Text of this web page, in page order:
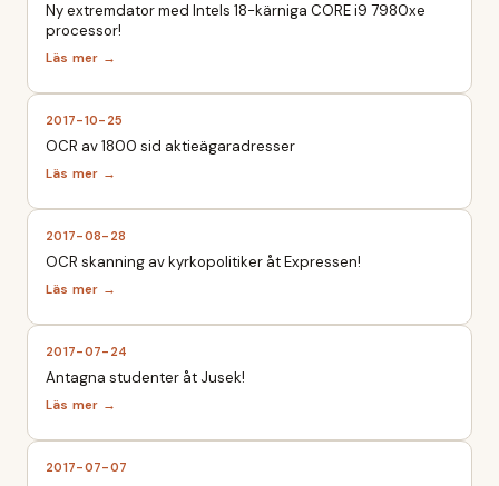
Ny extremdator med Intels 18-kärniga CORE i9 7980xe
processor!
2017-10-25
OCR av 1800 sid aktieägaradresser
2017-08-28
OCR skanning av kyrkopolitiker åt Expressen!
2017-07-24
Antagna studenter åt Jusek!
2017-07-07